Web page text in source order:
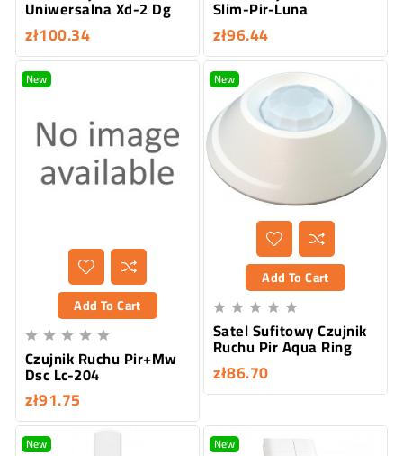
Uniwersalna Xd-2 Dg
zł100.34
Slim-Pir-Luna
zł96.44
New
Add To Cart
    
Czujnik Ruchu Pir+Mw
Dsc Lc-204
zł91.75
New
Add To Cart
    
Satel Sufitowy Czujnik
Ruchu Pir Aqua Ring
zł86.70
New New